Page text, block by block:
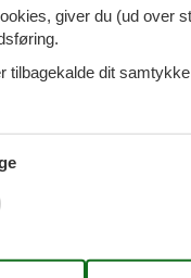
giver du (ud over
dit